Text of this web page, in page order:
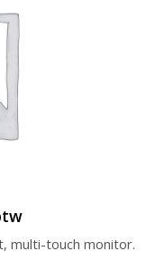
multi-touch monitor.